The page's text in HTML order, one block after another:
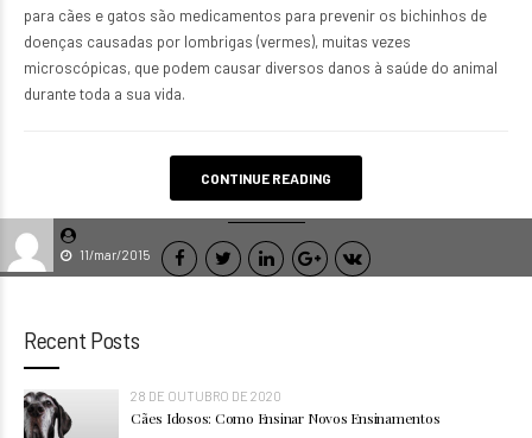
11/mar/2015
para cães e gatos são medicamentos para prevenir os bichinhos de
doenças causadas por lombrigas (vermes), muitas vezes
microscópicas, que podem causar diversos danos à saúde do animal
durante toda a sua vida.
CONTINUE READING
Recent Posts
28 DE OUTUBRO DE 2020
Cães Idosos: Como Ensinar Novos Ensinamentos